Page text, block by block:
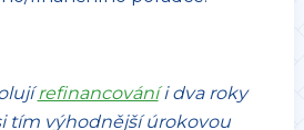
refinancováníi dva roky
tím výhodnější úrokovou